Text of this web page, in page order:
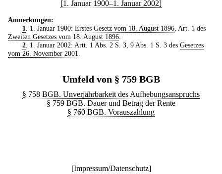
[1. Januar 1900–1. Januar 2002]
Anmerkungen:
1. 1. Januar 1900: Erstes Gesetz vom 18. August 1896, Art. 1 des
Zweiten Gesetzes vom 18. August 1896.
2. 1. Januar 2002: Artt. 1 Abs. 2 S. 3, 9 Abs. 1 S. 3 des Gesetzes
vom 26. November 2001.
Umfeld von § 759 BGB
§ 758 BGB. Unverjährbarkeit des Aufhebungsanspruchs
§ 759 BGB. Dauer und Betrag der Rente
§ 760 BGB. Vorauszahlung
[Impressum/Datenschutz]